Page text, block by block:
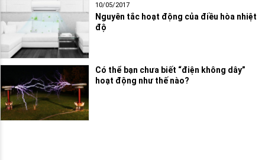
10/05/2017
Nguyên tắc hoạt động của điều hòa nhiệt
độ
Có thể bạn chưa biết “điện không dây”
hoạt động như thế nào?